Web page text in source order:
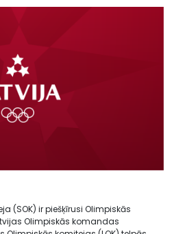
(SOK) ir piešķīrusi Olimpiskās
Olimpiskās komandas